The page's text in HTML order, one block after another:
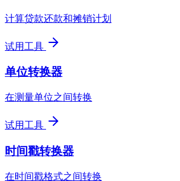
计算贷款还款和摊销计划
试用工具
单位转换器
在测量单位之间转换
试用工具
时间戳转换器
在时间戳格式之间转换